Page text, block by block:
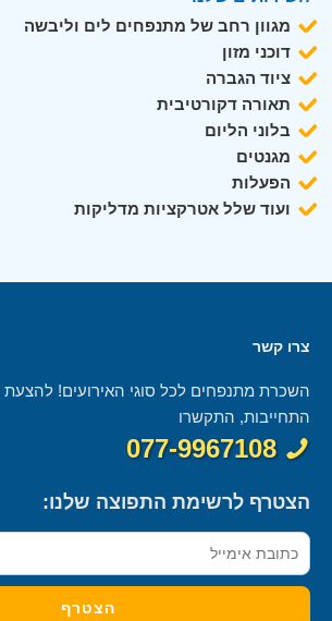
מגוון רחב של מתנפחים לים וליבשה
דוכני מזון
ציוד הגברה
תאורה דקורטיבית
בלוני הליום
מגנטים
הפעלות
ועוד שלל אטרקציות מדליקות
צרו קשר
השכרת מתנפחים לכל סוגי האירועים!
התחייבות, התקשרו
077-9967108
הצטרף לרשימת התפוצה שלנו: